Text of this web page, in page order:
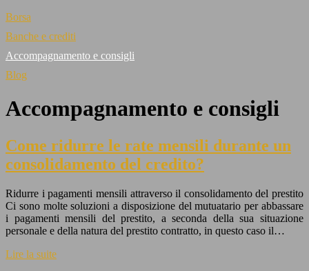
Borsa
Banche e crediti
Accompagnamento e consigli
Blog
Accompagnamento e consigli
Come ridurre le rate mensili durante un
consolidamento del credito?
Ridurre i pagamenti mensili attraverso il consolidamento del prestito
Ci sono molte soluzioni a disposizione del mutuatario per abbassare
i pagamenti mensili del prestito, a seconda della sua situazione
personale e della natura del prestito contratto, in questo caso il…
Lire la suite